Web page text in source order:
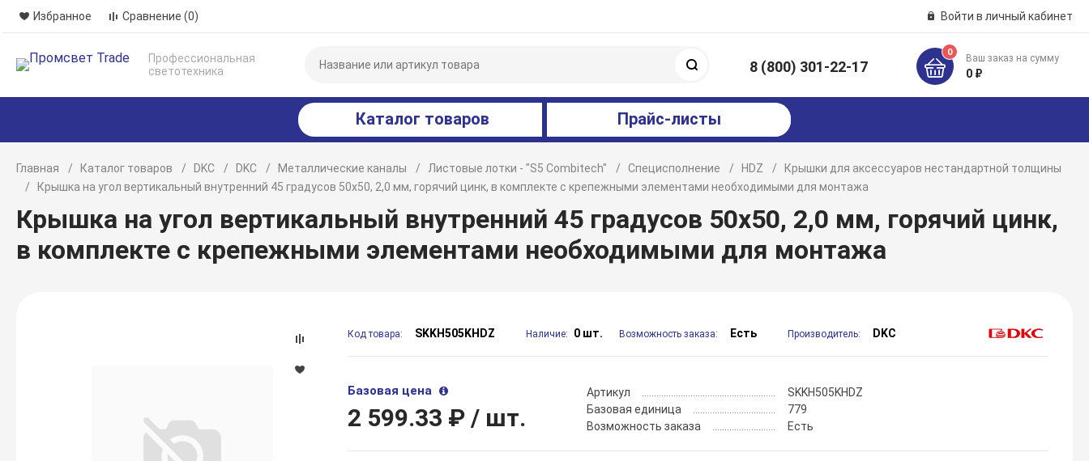
Избранное Сравнение (0) Войти в личный кабинет
Профессиональная
светотехника
8 (800) 301-22-17
0
Ваш заказ на сумму
0 ₽
Каталог товаров Прайс-листы
Главная Каталог товаров DKC DKC Металлические каналы Листовые лотки - "S5 Combitech" Специсполнение HDZ
Крышки для аксессуаров нестандартной толщины
Крышка на угол вертикальный внутренний 45 градусов 50х50, 2,0 мм, горячий цинк, в комплекте с крепежными элементами необходимыми для монтажа
Крышка на угол вертикальный внутренний 45 градусов 50х50, 2,0 мм, горячий цинк,
в комплекте с крепежными элементами необходимыми для монтажа
Код товара: SKKH505KHDZ Наличие: 0 шт. Возможность заказа: Есть Производитель: DKC
Базовая цена
2 599.33 ₽ / шт.
Артикул
SKKH505KHDZ
Базовая единица
779
Возможность заказа
Есть